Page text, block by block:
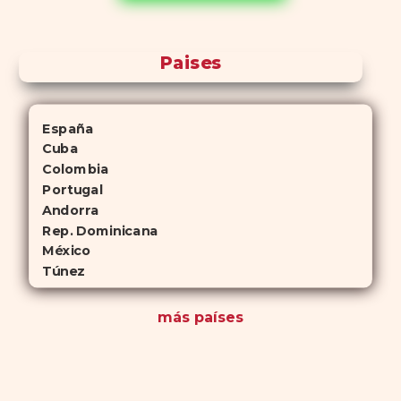
Paises
España
Cuba
Colombia
Portugal
Andorra
Rep. Dominicana
México
Túnez
más países